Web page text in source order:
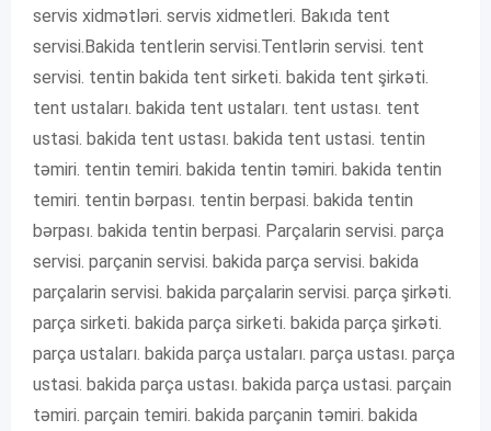
servis xidmətləri. servis xidmetleri. Bakıda tent
servisi.Bakida tentlerin servisi.Tentlərin servisi. tent
servisi. tentin bakida tent sirketi. bakida tent şirkəti.
tent ustaları. bakida tent ustaları. tent ustası. tent
ustasi. bakida tent ustası. bakida tent ustasi. tentin
təmiri. tentin temiri. bakida tentin təmiri. bakida tentin
temiri. tentin bərpası. tentin berpasi. bakida tentin
bərpası. bakida tentin berpasi. Parçalarin servisi. parça
servisi. parçanin servisi. bakida parça servisi. bakida
parçalarin servisi. bakida parçalarin servisi. parça şirkəti.
parça sirketi. bakida parça sirketi. bakida parça şirkəti.
parça ustaları. bakida parça ustaları. parça ustası. parça
ustasi. bakida parça ustası. bakida parça ustasi. parçain
təmiri. parçain temiri. bakida parçanin təmiri. bakida